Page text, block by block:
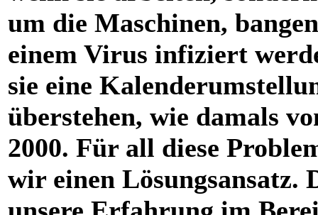
um die Maschinen,
einem Virus infiziert
sie eine
überstehen, wie damals
2000. Für all diese
wir einen Lösungsansatz.